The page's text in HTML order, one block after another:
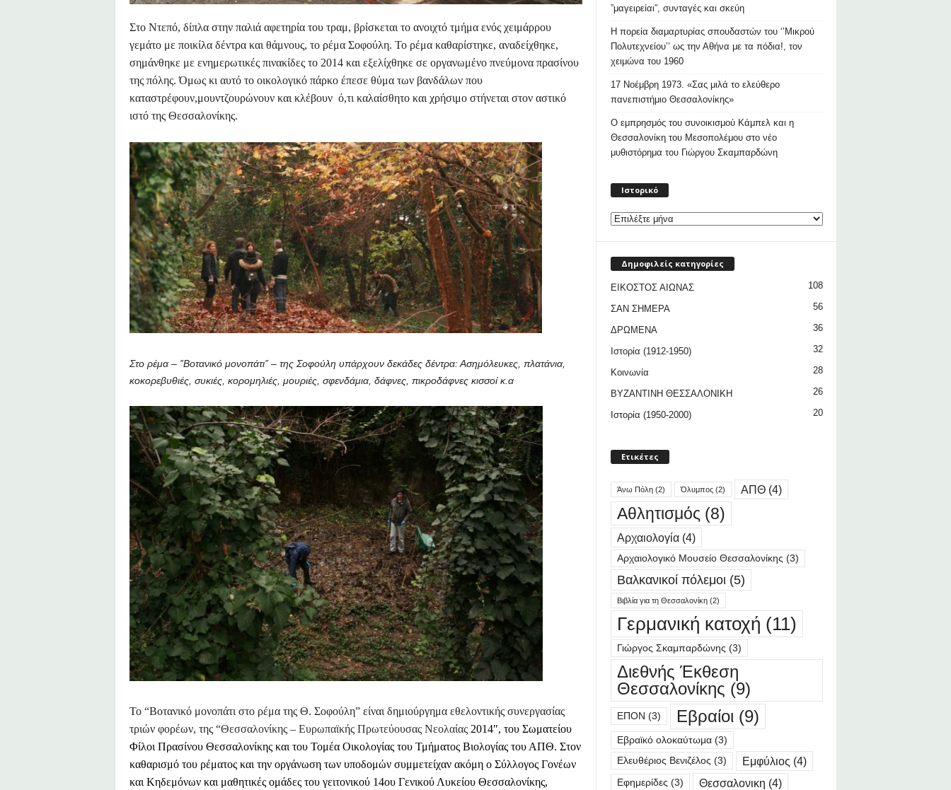
Στο Ντεπό, δίπλα στην παλιά αφετηρία του τραμ, βρίσκεται το ανοιχτό τμήμα ενός χειμάρρου
γεμάτο με ποικίλα δέντρα και θάμνους, το ρέμα Σοφούλη. Το ρέμα καθαρίστηκε, αναδείχθηκε,
σημάνθηκε με ενημερωτικές πινακίδες το 2014 και εξελίχθηκε σε οργανωμένο πνεύμονα πρασίνου
της πόλης. Όμως κι αυτό το οικολογικό πάρκο έπεσε θύμα των βανδάλων που
καταστρέφουν,μουντζουρώνουν και κλέβουν ό,τι καλαίσθητο και χρήσιμο στήνεται στον αστικό
ιστό της Θεσσαλονίκης.
Στο ρέμα – ”Βοτανικό μονοπάτι” – της Σοφούλη υπάρχουν δεκάδες δέντρα: Ασημόλευκες, πλατάνια,
κοκορεβυθιές, συκιές, κορομηλιές, μουριές, σφενδάμια, δάφνες, πικροδάφνες κισσοί κ.α
Το “Βοτανικό μονοπάτι στο ρέμα της Θ. Σοφούλη” είναι δημιούργημα εθελοντικής συνεργασίας
τριών φορέων, της “Θεσσαλονίκης – Ευρωπαϊκής Πρωτεύουσας Νεολαίας 2014″, του Σωματείου
Φίλοι Πρασίνου Θεσσαλονίκης και του Τομέα Οικολογίας του Τμήματος Βιολογίας του ΑΠΘ. Στον
καθαρισμό του ρέματος και την οργάνωση των υποδομών συμμετείχαν ακόμη ο Σύλλογος Γονέων
και Κηδεμόνων και μαθητικές ομάδες του γειτονικού 14ου Γενικού Λυκείου Θεσσαλονίκης,
”μαγειρείαι”, συνταγές και σκεύη
Η πορεία διαμαρτυρίας σπουδαστών του ‘’Μικρού
Πολυτεχνείου’’ ως την Αθήνα με τα πόδια!, τον
χειμώνα του 1960
17 Νοέμβρη 1973. «Σας μιλά το ελεύθερο
πανεπιστήμιο Θεσσαλονίκης»
Ο εμπρησμός του συνοικισμού Κάμπελ και η
Θεσσαλονίκη του Μεσοπολέμου στο νέο
μυθιστόρημα του Γιώργου Σκαμπαρδώνη
Ιστορικό
Δημοφιλείς κατηγορίες
ΕΙΚΟΣΤΟΣ ΑΙΩΝΑΣ 108
ΣΑΝ ΣΗΜΕΡΑ 56
ΔΡΩΜΕΝΑ 36
Ιστορία (1912-1950) 32
Κοινωνία 28
ΒΥΖΑΝΤΙΝΗ ΘΕΣΣΑΛΟΝΙΚΗ 26
Ιστορία (1950-2000) 20
Ετικέτες
Άνω Πόλη(2) Όλυμπος(2) ΑΠΘ(4)
Αθλητισμός (8)
Αρχαιολογία(4)
Αρχαιολογικό Μουσείο Θεσσαλονίκης (3)
Βαλκανικοί πόλεμοι (5)
Βιβλία για τη Θεσσαλονίκη(2)
Γερμανική κατοχή (11)
Γιώργος Σκαμπαρδώνης (3)
Διεθνής Έκθεση
Θεσσαλονίκης (9)
ΕΠΟΝ (3) Εβραίοι (9)
Εβραϊκό ολοκαύτωμα(3)
Ελευθέριος Βενιζέλος (3) Εμφύλιος (4)
Εφημερίδες (3) Θεσσαλονικη (4)